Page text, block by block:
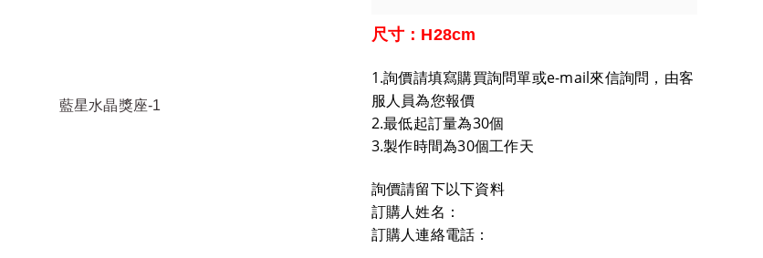
尺寸：H28cm
1.詢價請填寫購買詢問單或e-mail來信詢問，由客
服人員為您報價
2.最低起訂量為30個
3.製作時間為30個工作天
詢價請留下以下資料
訂購人姓名：
訂購人連絡電話：